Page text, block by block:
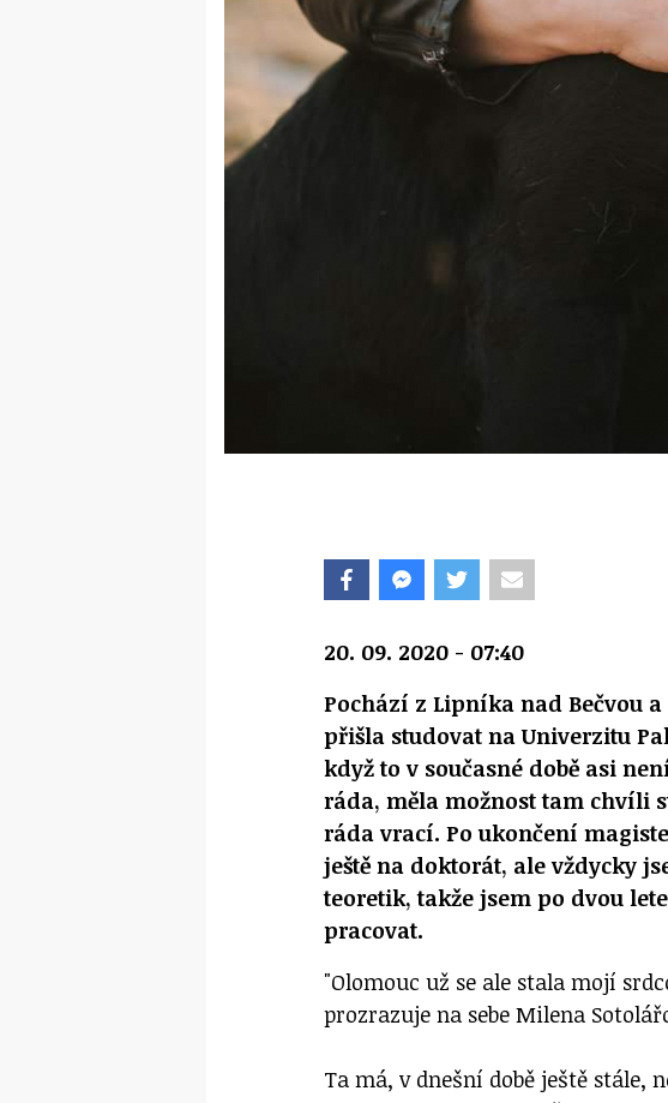
20. 09. 2020 - 07:40
Pochází z Lipníka nad Bečvou
přišla studovat na Univerzitu
když to v současné době asi
ráda, měla možnost tam chvíli
ráda vrací. Po ukončení
ještě na doktorát, ale vždycky
teoretik, takže jsem po dvou
pracovat.
"Olomouc už se ale stala mojí
prozrazuje na sebe Milena
Ta má, v dnešní době ještě stále,